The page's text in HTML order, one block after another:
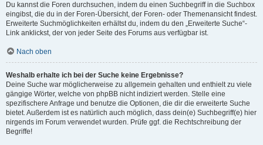
Du kannst die Foren durchsuchen, indem du einen Suchbegriff in die Suchbox
eingibst, die du in der Foren-Übersicht, der Foren- oder Themenansicht findest.
Erweiterte Suchmöglichkeiten erhältst du, indem du den „Erweiterte Suche“-
Link anklickst, der von jeder Seite des Forums aus verfügbar ist.
Nach oben
Weshalb erhalte ich bei der Suche keine Ergebnisse?
Deine Suche war möglicherweise zu allgemein gehalten und enthielt zu viele
gängige Wörter, welche von phpBB nicht indiziert werden. Stelle eine
spezifischere Anfrage und benutze die Optionen, die dir die erweiterte Suche
bietet. Außerdem ist es natürlich auch möglich, dass dein(e) Suchbegriff(e) hier
nirgends im Forum verwendet wurden. Prüfe ggf. die Rechtschreibung der
Begriffe!